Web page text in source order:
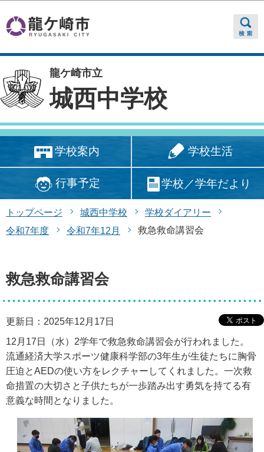
龍ケ崎市立
城西中学校
学校案内 学校生活
行事予定 学校／学年だより
トップページ 城西中学校
学校ダイアリー
令和7年度
令和7年12月 救急救命講習会
救急救命講習会
更新日：2025年12月17日
12月17日（水）2学年で救急救命講習会が行われました。
流通経済大学スポーツ健康科学部の3年生が生徒たちに胸骨
圧迫とAEDの使い方をレクチャーしてくれました。一次救
命措置の大切さと子供たちが一歩踏み出す勇気を持てる有
意義な時間となりました。